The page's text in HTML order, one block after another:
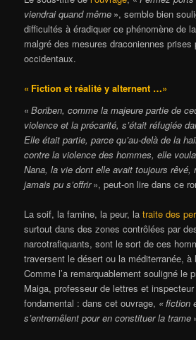
viendrai quand même », semble bien
difficultés à éradiquer ce phénomène de la
malgré des mesures draconiennes prises
occidentaux.
« Fiction et réalité y alternent …»
«Boriben, comme la majeure partie de
violence et la précarité, s’était réfugiée
Elle était partie, parce qu’au-delà de la
contre la violence des hommes, elle
Nana, la vie dont elle avait toujours rêvé,
jamais pu s’offrir», peut-on lire dans ce
La soif, la famine, la peur, latraite des
surtout dans des zones contrôlées par
narcotrafiquants, sont le sort de ces
traversent le désert ou la méditerranée, à
Comme l’a remarquablement souligné le
Maiga, professeur de lettres et inspecteur
fondamental : dans cet ouvrage, « fiction
s’entremêlent pour en constituer la trame